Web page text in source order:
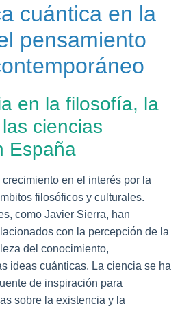
cuántica en la
pensamiento
en la filosofía, la
ciencias
España
en el interés por la
filosóficos y culturales.
como Javier Sierra, han
con la percepción de la
del conocimiento,
ideas cuánticas. La ciencia se ha
de inspiración para
sobre la existencia y la